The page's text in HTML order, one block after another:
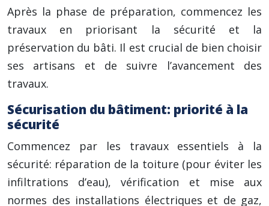
Après la phase de préparation, commencez les
travaux en priorisant la sécurité et la
préservation du bâti. Il est crucial de bien choisir
ses artisans et de suivre l’avancement des
travaux.
Sécurisation du bâtiment: priorité à la
sécurité
Commencez par les travaux essentiels à la
sécurité: réparation de la toiture (pour éviter les
infiltrations d’eau), vérification et mise aux
normes des installations électriques et de gaz,